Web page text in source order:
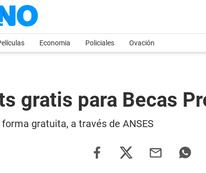
Economia Policiales Ovación
gratis para Becas
gratuita, a través de ANSES